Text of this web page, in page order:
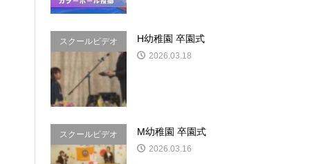
スクールビデオ
&写真
H幼稚園 卒園式
2026.03.18
スクールビデオ
&写真
M幼稚園 卒園式
2026.03.16